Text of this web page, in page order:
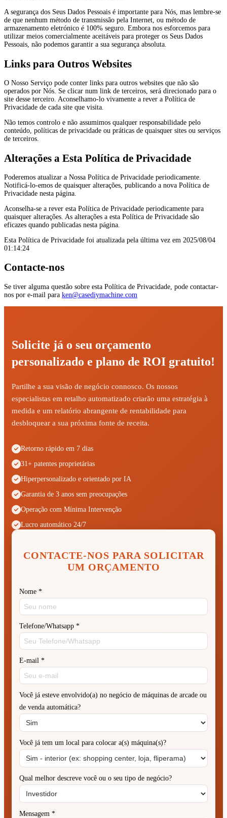
A segurança dos Seus Dados Pessoais é importante para Nós, mas lembre-se
de que nenhum método de transmissão pela Internet, ou método de
armazenamento eletrónico é 100% seguro. Embora nos esforcemos para
utilizar meios comercialmente aceitáveis para proteger os Seus Dados
Pessoais, não podemos garantir a sua segurança absoluta.
Links para Outros Websites
O Nosso Serviço pode conter links para outros websites que não são
operados por Nós. Se clicar num link de terceiros, será direcionado para o
site desse terceiro. Aconselhamo-lo vivamente a rever a Política de
Privacidade de cada site que visita.
Não temos controlo e não assumimos qualquer responsabilidade pelo
conteúdo, políticas de privacidade ou práticas de quaisquer sites ou serviços
de terceiros.
Alterações a Esta Política de Privacidade
Poderemos atualizar a Nossa Política de Privacidade periodicamente.
Notificá-lo-emos de quaisquer alterações, publicando a nova Política de
Privacidade nesta página.
Aconselha-se a rever esta Política de Privacidade periodicamente para
quaisquer alterações. As alterações a esta Política de Privacidade são
eficazes quando publicadas nesta página.
Esta Política de Privacidade foi atualizada pela última vez em 2025/08/04
01:14:24
Contacte-nos
Se tiver alguma questão sobre esta Política de Privacidade, pode contactar-
nos por e-mail para ken@casediymachine.com
Solicite já o seu orçamento
personalizado e plano de ROI gratuito!
Partilhe a sua visão de negócio connosco. Os nossos
especialistas em retalho automatizado criarão uma estratégia à
medida e um relatório abrangente de rentabilidade para
desbloquear a sua próxima fonte de receita.
Retorno rápido em 7 dias
31+ patentes proprietárias
Hiperpersonalizado e orientado por IA
Garantia de 3 anos sem preocupações
Operação com Mínima Intervenção
Lucro automático 24/7
CONTACTE-NOS PARA SOLICITAR
UM ORÇAMENTO
Nome *
Telefone/Whatsapp *
E-mail *
Você já esteve envolvido(a) no negócio de máquinas de arcade ou
de venda automática?
Você já tem um local para colocar a(s) máquina(s)?
Qual melhor descreve você ou o seu tipo de negócio?
Mensagem *